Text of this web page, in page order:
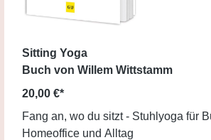
Sitting Yoga
Buch von Willem Wittstamm
20,00 €*
Fang an, wo du sitzt - Stuhlyoga für
Homeoffice und Alltag